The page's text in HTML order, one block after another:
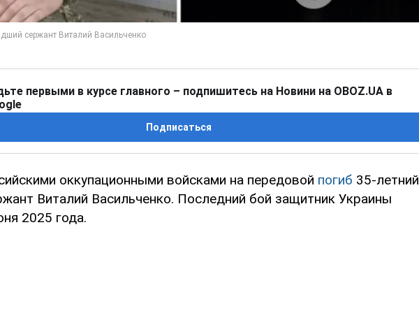
первыми в курсе главного – подпишитесь на Новини на OBOZ.UA в
Подписаться
оккупационными войсками на передовой погиб 35-летний
Виталий Васильченко. Последний бой защитник Украины
2025 года.